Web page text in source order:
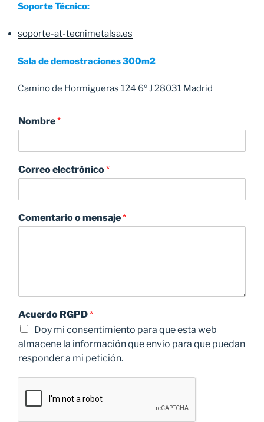
Soporte Técnico:
soporte-at-tecnimetalsa.es
Sala de demostraciones 300m2
Camino de Hormigueras 124 6º J 28031 Madrid
Nombre*
Correo electrónico*
Comentario o mensaje*
Acuerdo RGPD*
Doy mi consentimiento para que esta web
almacene la información que envío para que puedan
responder a mi petición.